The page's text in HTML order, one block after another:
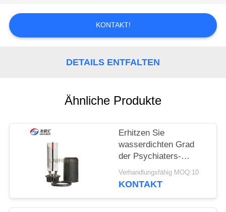
NACHRICHTEN
SITEMAP
PRIVACY
POLICY
KONTAKT!
DETAILS ENTFALTEN
Ähnliche Produkte
Erhitzen Sie
wasserdichten Grad
der Psychiaters-
Hauben-Faser-
Optikspleiß-
Verhandlungsfähig MOQ:10
KONTAKT